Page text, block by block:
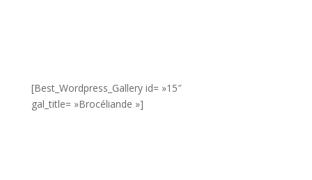
[Best_Wordpress_Gallery id= »15″
gal_title= »Brocéliande »]